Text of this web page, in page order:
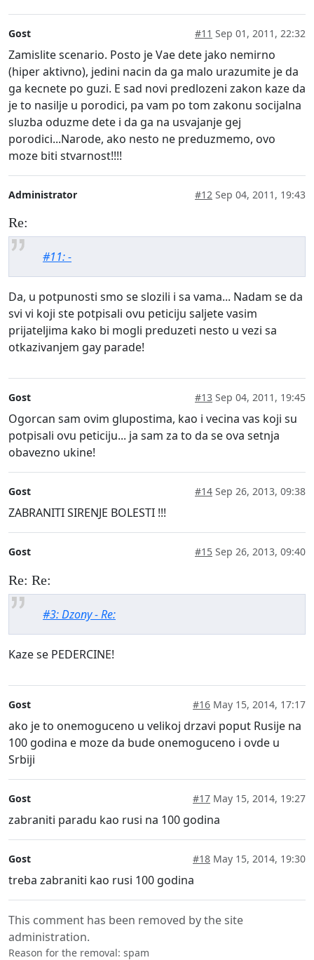
Gost #11 Sep 01, 2011, 22:32
Zamislite scenario. Posto je Vae dete jako nemirno
(hiper aktivno), jedini nacin da ga malo urazumite je da
ga kecnete po guzi. E sad novi predlozeni zakon kaze da
je to nasilje u porodici, pa vam po tom zakonu socijalna
sluzba oduzme dete i da ga na usvajanje gej
porodici...Narode, ako nesto ne preduzmemo, ovo
moze biti stvarnost!!!!
Administrator #12 Sep 04, 2011, 19:43
Re:
#11: -
Da, u potpunosti smo se slozili i sa vama... Nadam se da
svi vi koji ste potpisali ovu peticiju saljete vasim
prijateljima kako bi mogli preduzeti nesto u vezi sa
otkazivanjem gay parade!
Gost #13 Sep 04, 2011, 19:45
Ogorcan sam ovim glupostima, kao i vecina vas koji su
potpisali ovu peticiju... ja sam za to da se ova setnja
obavezno ukine!
Gost #14 Sep 26, 2013, 09:38
ZABRANITI SIRENJE BOLESTI !!!
Gost #15 Sep 26, 2013, 09:40
Re: Re:
#3: Dzony - Re:
Kaze se PEDERCINE!
Gost #16 May 15, 2014, 17:17
ako je to onemoguceno u velikoj drzavi poput Rusije na
100 godina e moze da bude onemoguceno i ovde u
Srbiji
Gost #17 May 15, 2014, 19:27
zabraniti paradu kao rusi na 100 godina
Gost #18 May 15, 2014, 19:30
treba zabraniti kao rusi 100 godina
This comment has been removed by the site
administration.
Reason for the removal: spam